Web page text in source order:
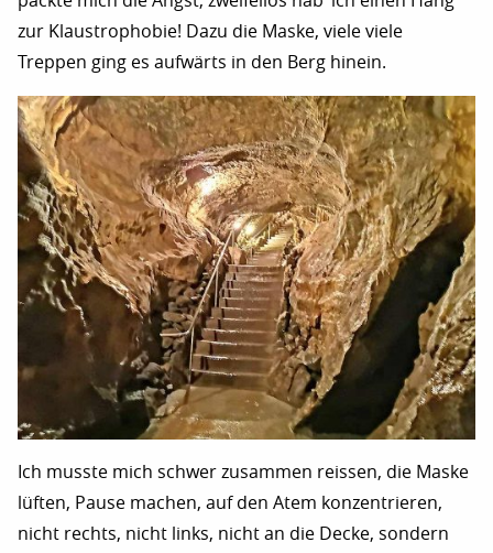
zur Klaustrophobie! Dazu die Maske, viele viele
Treppen ging es aufwärts in den Berg hinein.
Ich musste mich schwer zusammen reissen, die Maske
lüften, Pause machen, auf den Atem konzentrieren,
nicht rechts, nicht links, nicht an die Decke, sondern